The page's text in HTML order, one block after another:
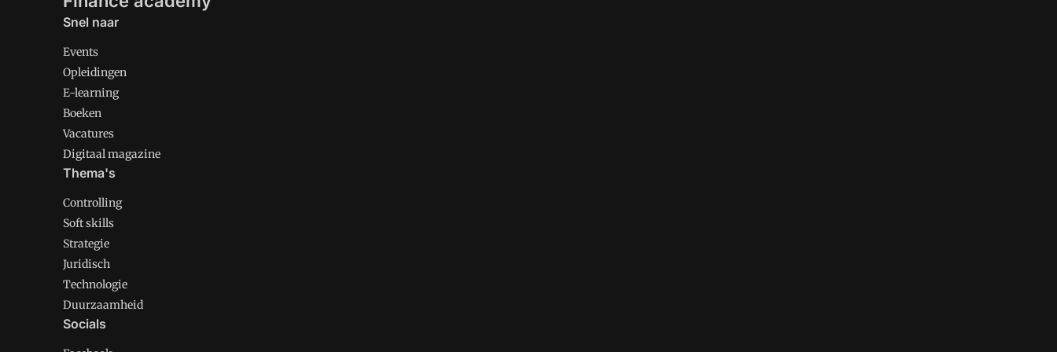
Snel naar
Events
Opleidingen
E-learning
Boeken
Vacatures
Digitaal magazine
Thema's
Controlling
Soft skills
Strategie
Juridisch
Technologie
Duurzaamheid
Socials